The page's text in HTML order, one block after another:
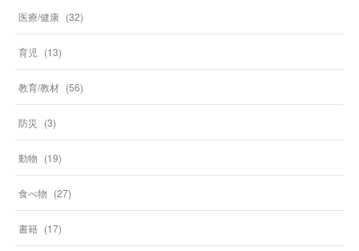
医療/健康 (32)
育児 (13)
教育/教材 (56)
防災 (3)
動物 (19)
食べ物 (27)
書籍 (17)